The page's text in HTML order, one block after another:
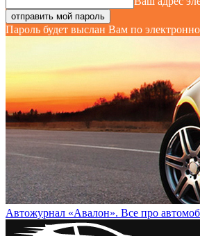
Пароль будет выслан Вам по
Автожурнал «Авалон». Все про